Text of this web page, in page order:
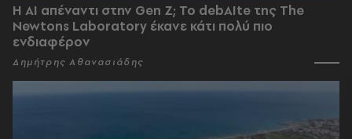
Η AI απέναντι στην Gen Z; Το debAIte της The
Newtons Laboratory έκανε κάτι πολύ πιο
ενδιαφέρον
Δημήτρης Αθανασιάδης